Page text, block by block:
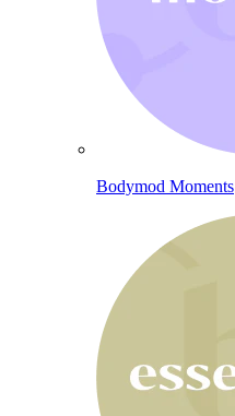
Bodymod Moments